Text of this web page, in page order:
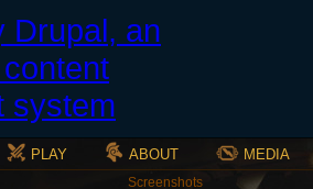
PLAY ABOUT MEDIA
Screenshots